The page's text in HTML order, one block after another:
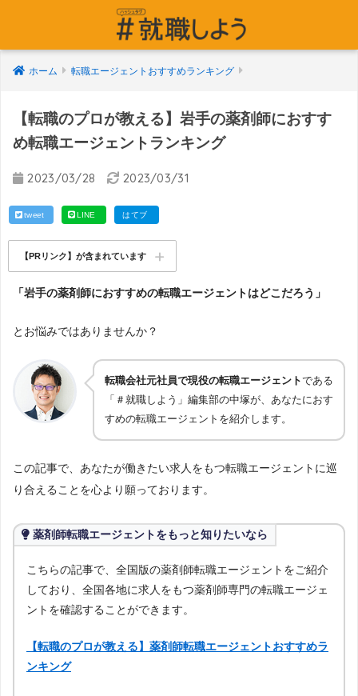
ホーム 転職エージェントおすすめランキング
【転職のプロが教える】岩手の薬剤師におすす
め転職エージェントランキング
2023/03/28 2023/03/31
tweet LINE はてブ
【PRリンク】が含まれています
「岩手の薬剤師におすすめの転職エージェントはどこだろう」
とお悩みではありませんか？
転職会社元社員で現役の転職エージェントである
「＃就職しよう」編集部の中塚が、あなたにおす
すめの転職エージェントを紹介します。
この記事で、あなたが働きたい求人をもつ転職エージェントに巡
り合えることを心より願っております。
薬剤師転職エージェントをもっと知りたいなら
こちらの記事で、全国版の薬剤師転職エージェントをご紹介
しており、全国各地に求人をもつ薬剤師専門の転職エージェ
ントを確認することができます。
【転職のプロが教える】薬剤師転職エージェントおすすめラ
ンキング